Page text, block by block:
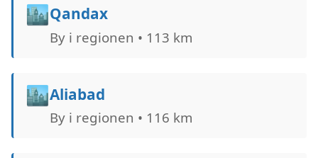
🏙️Qandax
By i regionen • 113 km
🏙️Aliabad
By i regionen • 116 km